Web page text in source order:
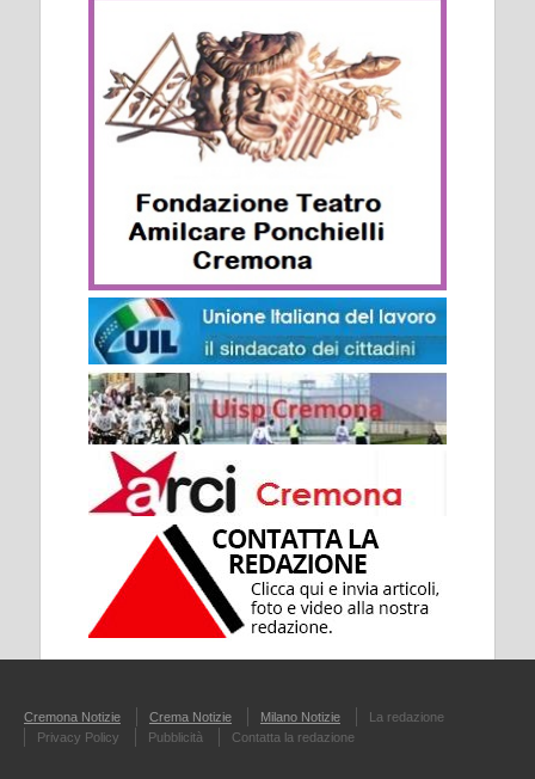
Cremona Notizie Crema Notizie Milano Notizie
La redazione
Privacy Policy
Pubblicità Contatta la redazione